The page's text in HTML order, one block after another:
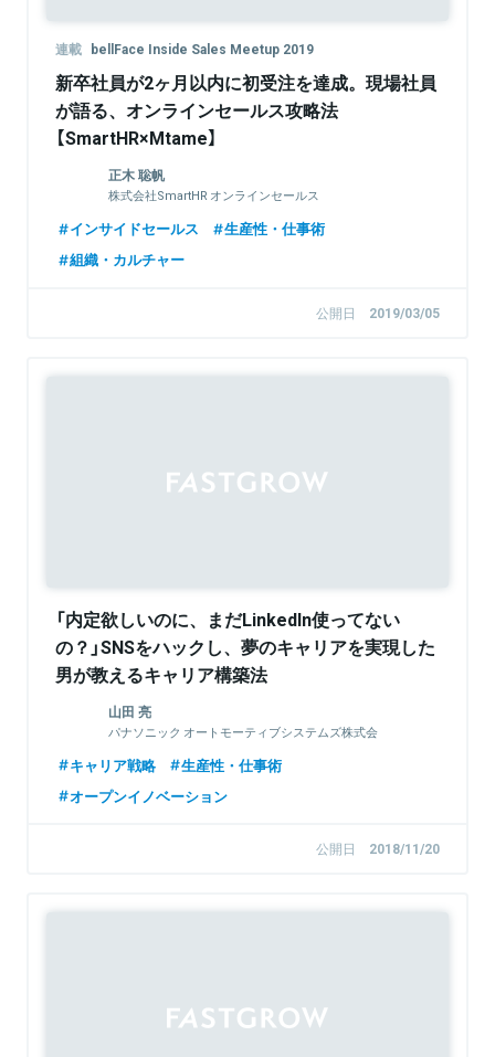
連載 bellFace Inside Sales Meetup 2019
新卒社員が2ヶ月以内に初受注を達成。現場社員
が語る、オンラインセールス攻略法
【SmartHR×Mtame】
正木 聡帆
株式会社SmartHR オンラインセールス
インサイドセールス
生産性・仕事術
組織・カルチャー
公開日 2019/03/05
「内定欲しいのに、まだLinkedIn使ってない
の？」SNSをハックし、夢のキャリアを実現した
男が教えるキャリア構築法
山田 亮
パナソニック オートモーティブシステムズ株式会
画部
キャリア戦略
生産性・仕事術
オープンイノベーション
公開日 2018/11/20